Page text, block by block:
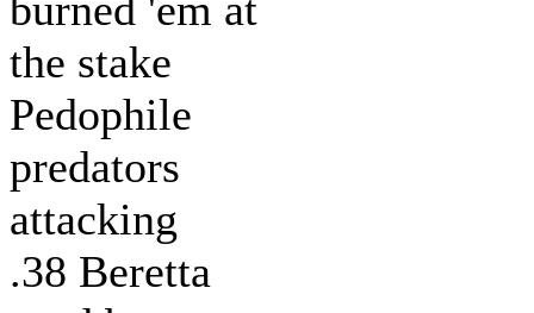
burned 'em at
the stake
Pedophile
predators
attacking
.38 Beretta